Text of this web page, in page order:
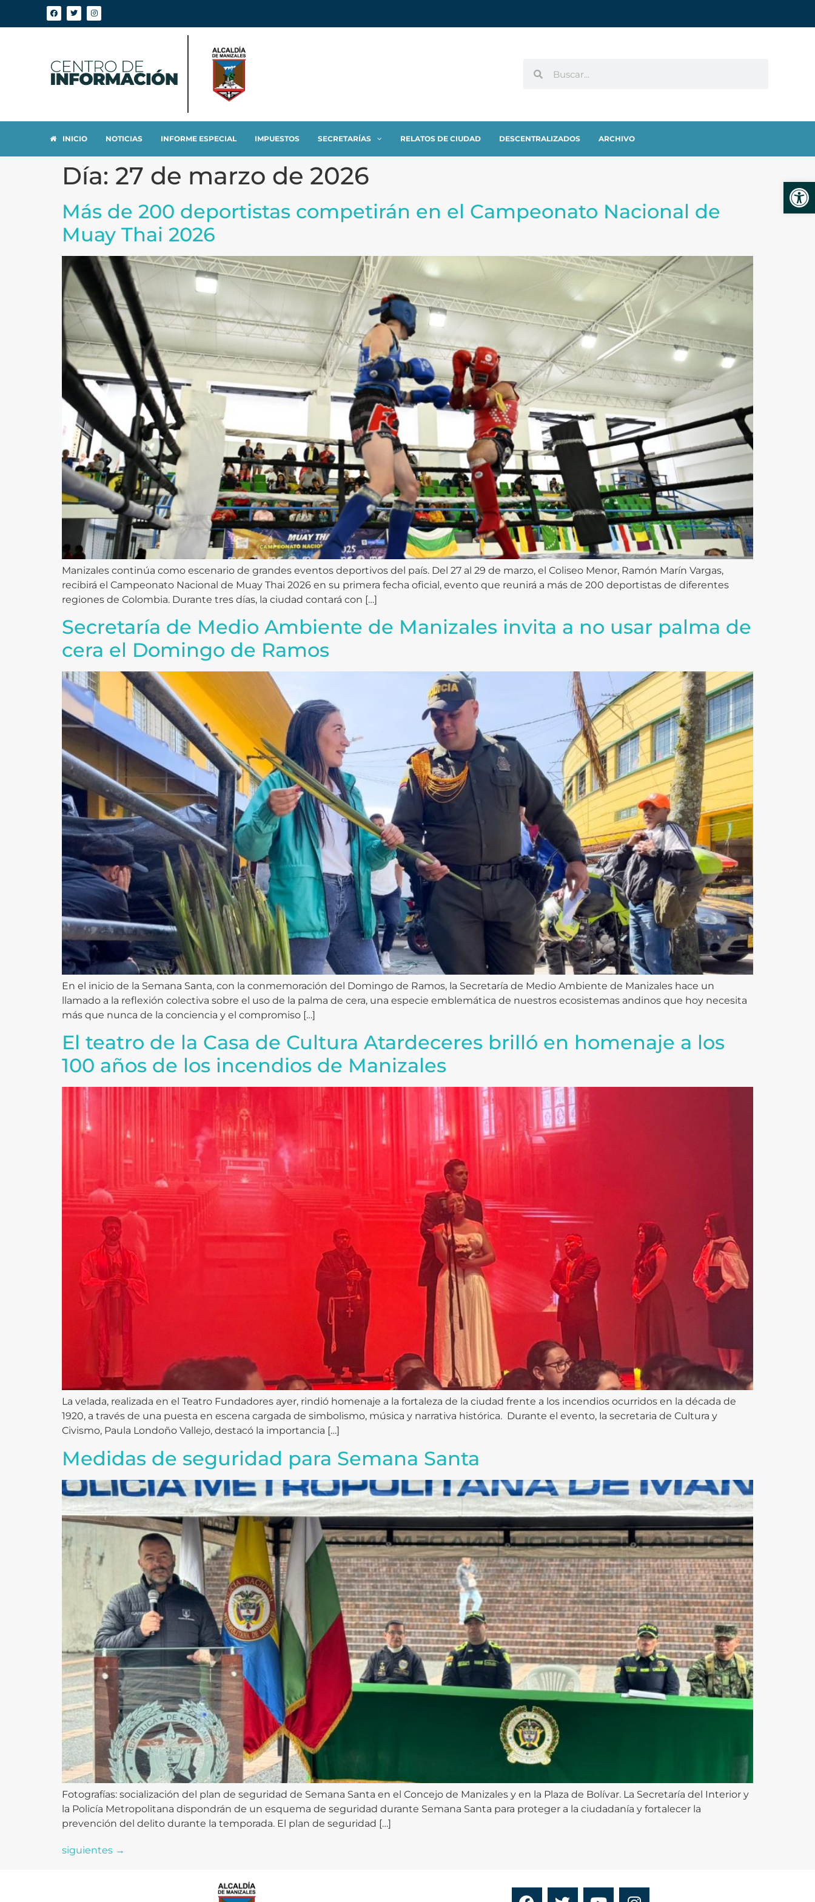
INICIO NOTICIAS INFORME ESPECIAL IMPUESTOS SECRETARÍAS RELATOS DE CIUDAD DESCENTRALIZADOS ARCHIVO
Día: 27 de marzo de 2026
Más de 200 deportistas competirán en el Campeonato Nacional de
Muay Thai 2026
Manizales continúa como escenario de grandes eventos deportivos del país. Del 27 al 29 de marzo, el Coliseo Menor, Ramón Marín Vargas,
recibirá el Campeonato Nacional de Muay Thai 2026 en su primera fecha oficial, evento que reunirá a más de 200 deportistas de diferentes
regiones de Colombia. Durante tres días, la ciudad contará con […]
Secretaría de Medio Ambiente de Manizales invita a no usar palma de
cera el Domingo de Ramos
En el inicio de la Semana Santa, con la conmemoración del Domingo de Ramos, la Secretaría de Medio Ambiente de Manizales hace un
llamado a la reflexión colectiva sobre el uso de la palma de cera, una especie emblemática de nuestros ecosistemas andinos que hoy necesita
más que nunca de la conciencia y el compromiso […]
El teatro de la Casa de Cultura Atardeceres brilló en homenaje a los
100 años de los incendios de Manizales
La velada, realizada en el Teatro Fundadores ayer, rindió homenaje a la fortaleza de la ciudad frente a los incendios ocurridos en la década de
1920, a través de una puesta en escena cargada de simbolismo, música y narrativa histórica. Durante el evento, la secretaria de Cultura y
Civismo, Paula Londoño Vallejo, destacó la importancia […]
Medidas de seguridad para Semana Santa
Fotografías: socialización del plan de seguridad de Semana Santa en el Concejo de Manizales y en la Plaza de Bolívar. La Secretaría del Interior y
la Policía Metropolitana dispondrán de un esquema de seguridad durante Semana Santa para proteger a la ciudadanía y fortalecer la
prevención del delito durante la temporada. El plan de seguridad […]
siguientes →